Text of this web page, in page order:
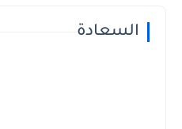
السعادة